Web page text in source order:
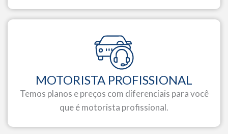
MOTORISTA PROFISSIONAL
Temos planos e preços com diferenciais para você
que é motorista profissional.